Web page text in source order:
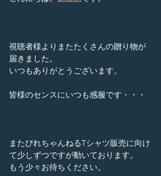
視聴者様よりまたたくさんの贈り物が
届きました。
いつもありがとうございます。
皆様のセンスにいつも感服です・・・
またぴれちゃんねるTシャツ販売に向け
て少しずつですが動いております。
もう少々お待ちください。